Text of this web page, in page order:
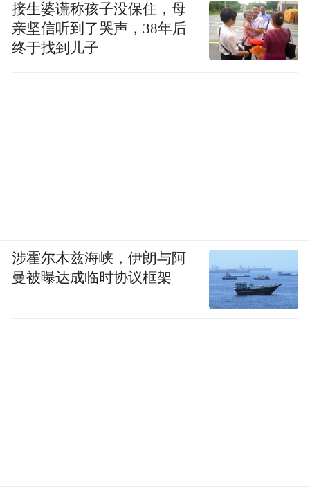
接生婆谎称孩子没保住，母
亲坚信听到了哭声，38年后
终于找到儿子
涉霍尔木兹海峡，伊朗与阿
曼被曝达成临时协议框架